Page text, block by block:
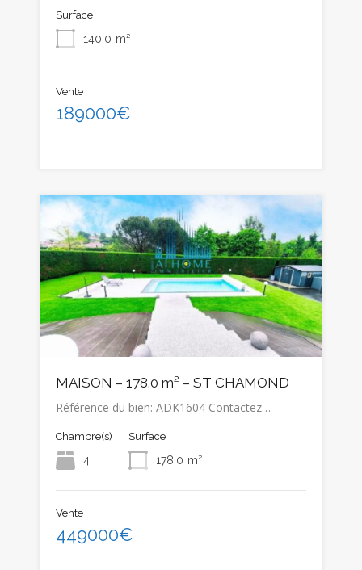
Surface
140.0 m²
Vente
189000€
MAISON – 178.0 m² – ST CHAMOND
Référence du bien: ADK1604 Contactez…
Chambre(s)
4
Surface
178.0 m²
Vente
449000€